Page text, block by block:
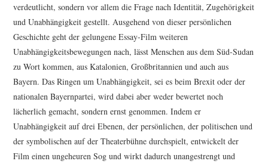
verdeutlicht, sondern vor allem die Frage nach Identität, Zugehörigkeit
und Unabhängigkeit gestellt. Ausgehend von dieser persönlichen
Geschichte geht der gelungene Essay-Film weiteren
Unabhängigkeitsbewegungen nach, lässt Menschen aus dem Süd-Sudan
zu Wort kommen, aus Katalonien, Großbritannien und auch aus
Bayern. Das Ringen um Unabhängigkeit, sei es beim Brexit oder der
nationalen Bayernpartei, wird dabei aber weder bewertet noch
lächerlich gemacht, sondern ernst genommen. Indem er
Unabhängigkeit auf drei Ebenen, der persönlichen, der politischen und
der symbolischen auf der Theaterbühne durchspielt, entwickelt der
Film einen ungeheuren Sog und wirkt dadurch unangestrengt und